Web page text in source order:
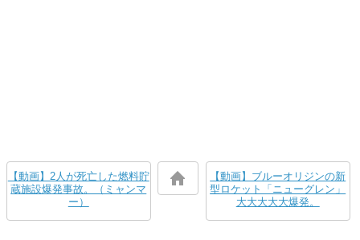
【動画】2人が死亡した燃料貯
蔵施設爆発事故。（ミャンマ
ー）
【動画】ブルーオリジンの新
型ロケット「ニューグレン」
大大大大大爆発。